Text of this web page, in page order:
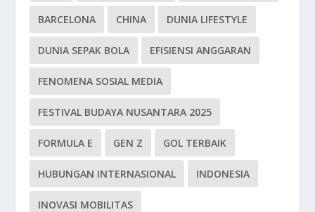
BARCELONA CHINA DUNIA LIFESTYLE
DUNIA SEPAK BOLA EFISIENSI ANGGARAN
FENOMENA SOSIAL MEDIA
FESTIVAL BUDAYA NUSANTARA 2025
FORMULA E GEN Z GOL TERBAIK
HUBUNGAN INTERNASIONAL INDONESIA
INOVASI MOBILITAS